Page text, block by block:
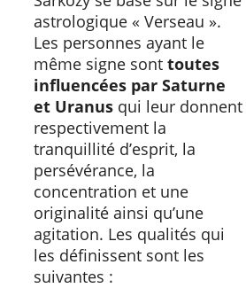
astrologique « Verseau ».
Les personnes ayant le
même signe sont toutes
influencées par Saturne
et Uranus qui leur donnent
respectivement la
tranquillité d’esprit, la
persévérance, la
concentration et une
originalité ainsi qu’une
agitation. Les qualités qui
les définissent sont les
suivantes :